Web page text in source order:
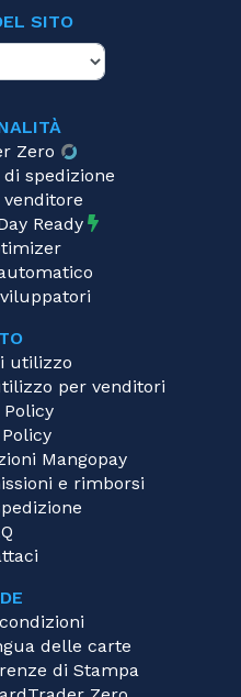
SITO
Zero
spedizione
Ready
utilizzo
per venditori
Policy
Mangopay
e rimborsi
delle carte
di Stampa